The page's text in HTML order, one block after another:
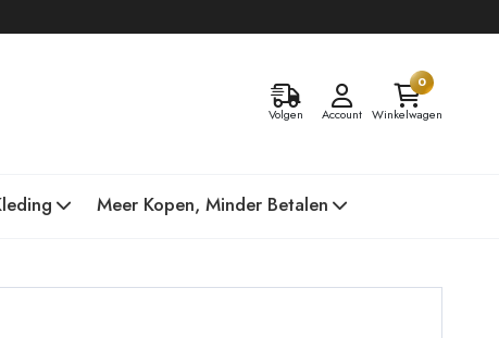
Volgen Account
0
Winkelwagen
Meer Kopen, Minder Betalen